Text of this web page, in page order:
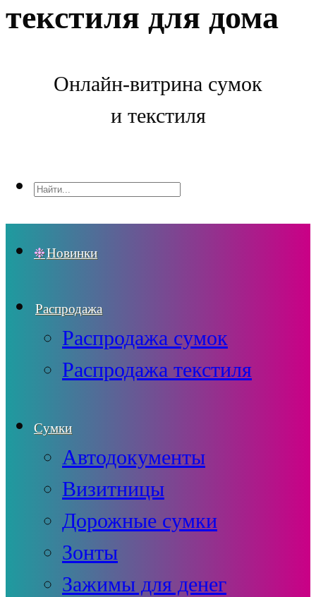
текстиля для дома
Онлайн-витрина сумок
и текстиля
Новинки
Распродажа
Распродажа сумок
Распродажа текстиля
Сумки
Автодокументы
Визитницы
Дорожные сумки
Зонты
Зажимы для денег